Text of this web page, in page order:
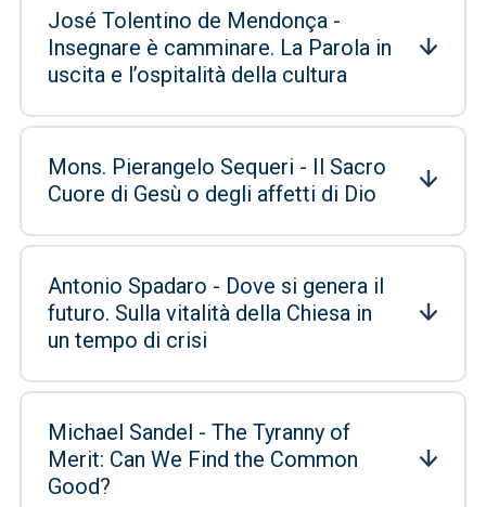
José Tolentino de Mendonça -
Insegnare è camminare. La Parola in
uscita e l’ospitalità della cultura
Mons. Pierangelo Sequeri - Il Sacro
Cuore di Gesù o degli affetti di Dio
Antonio Spadaro - Dove si genera il
futuro. Sulla vitalità della Chiesa in
un tempo di crisi
Michael Sandel - The Tyranny of
Merit: Can We Find the Common
Good?